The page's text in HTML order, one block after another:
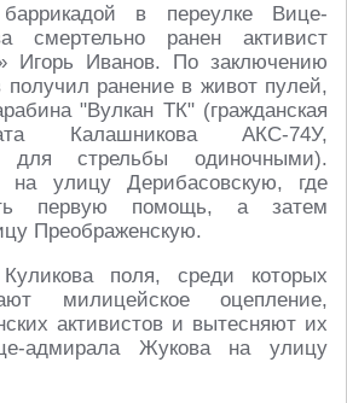
в переулке Вице-
смертельно ранен активист
Игорь Иванов. По заключению
получил ранение в живот пулей,
"Вулкан ТК" (гражданская
Калашникова АКС-74У,
для стрельбы одиночными).
на улицу Дерибасовскую, где
первую помощь, а затем
Преображенскую.
поля, среди которых
милицейское оцепление,
активистов и вытесняют их
адмирала Жукова на улицу